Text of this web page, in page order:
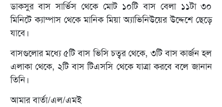
ডাকসুর বাস সার্ভিস থেকে মোট ১০টি বাস বেলা ১১টা ৩০
মিনিটে ক্যাম্পাস থেকে মানিক মিয়া অ্যাভিনিউয়ের উদ্দেশে ছেড়ে
যাবে।
বাসগুলোর মধ্যে ৫টি বাস ভিসি চত্বর থেকে, ৩টি বাস কার্জন হল
এলাকা থেকে, ২টি বাস টিএসসি থেকে যাত্রা করবে বলে জানান
তিনি।
আমার বার্তা/এল/এমই